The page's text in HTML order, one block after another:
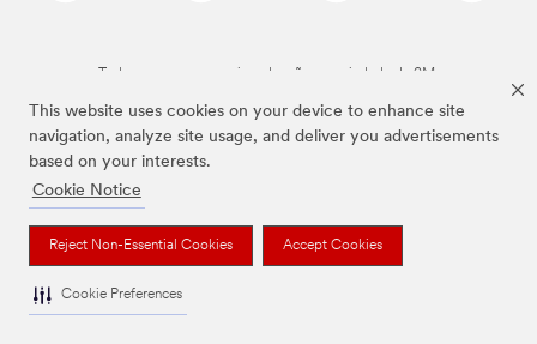
This website uses cookies on your device to enhance site
navigation, analyze site usage, and deliver you advertisements
based on your interests.
Cookie Notice
Reject Non-Essential Cookies Accept Cookies
Cookie Preferences
Todas as marcas mencionadas são propriedade da 3M.